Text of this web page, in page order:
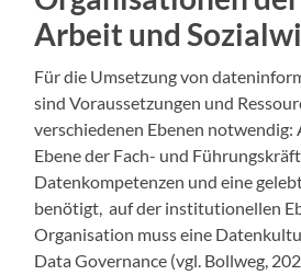
Arbeit und
Für die Umsetzung von
sind Voraussetzungen und
verschiedenen Ebenen notwendig:
Ebene der Fach- und
Datenkompetenzen und eine
benötigt, auf der institutionellen
Organisation muss eine
Data Governance (vgl. Bollweg,